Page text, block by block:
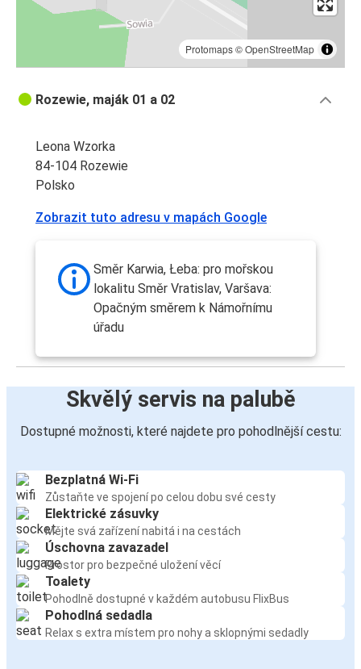
Protomaps©OpenStreetMap
Rozewie, maják 01 a 02
Leona Wzorka
84-104 Rozewie
Polsko
Zobrazit tuto adresu v mapách Google
Směr Karwia, Łeba: pro mořskou
lokalitu Směr Vratislav, Varšava:
Opačným směrem k Námořnímu
úřadu
Skvělý servis na palubě
Dostupné možnosti, které najdete pro pohodlnější cestu:
Bezplatná Wi-Fi
Zůstaňte ve spojení po celou dobu své cesty
Elektrické zásuvky
Mějte svá zařízení nabitá i na cestách
Úschovna zavazadel
Prostor pro bezpečné uložení věcí
Toalety
Pohodlně dostupné v každém autobusu FlixBus
Pohodlná sedadla
Relax s extra místem pro nohy a sklopnými sedadly